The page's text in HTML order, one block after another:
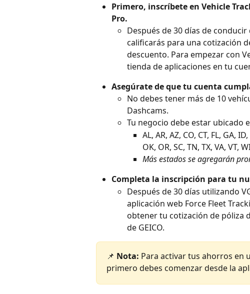
Primero, inscríbete en Vehicle
Pro.
Después de 30 días de
calificarás para una cotización
descuento. Para empezar con
tienda de aplicaciones en tu
Asegúrate de que tu cuenta
No debes tener más de 10
Dashcams.
Tu negocio debe estar ubicado
AL, AR, AZ, CO, CT, FL, GA,
OK, OR, SC, TN, TX, VA, VT,
Más estados se agregarán
Completa la inscripción para tu
Después de 30 días utilizando
aplicación web Force Fleet
obtener tu cotización de póliza
de GEICO.
📌 Nota: Para activar tus ahorros en
primero debes comenzar desde la